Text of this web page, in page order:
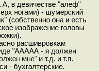
А, в девичестве "алеф"
ногами) - шумерский
(собственно она и есть
изображение головы
расшивровкам
"ААААА - я должен
мне" и т.д. и т.п.
- бухгалтерские.